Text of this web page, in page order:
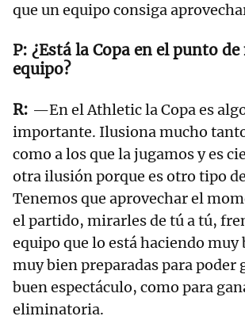
que un equipo consiga
¿Está la Copa en el punto
equipo?
—En el Athletic la Copa es
importante. Ilusiona mucho
como a los que la jugamos y es
otra ilusión porque es otro tipo
Tenemos que aprovechar el
el partido, mirarles de tú a tú,
equipo que lo está haciendo muy
muy bien preparadas para poder
buen espectáculo, como para
eliminatoria.